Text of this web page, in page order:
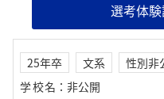
選考体
25年卒 文系
性別非
学校名 ： 非公開